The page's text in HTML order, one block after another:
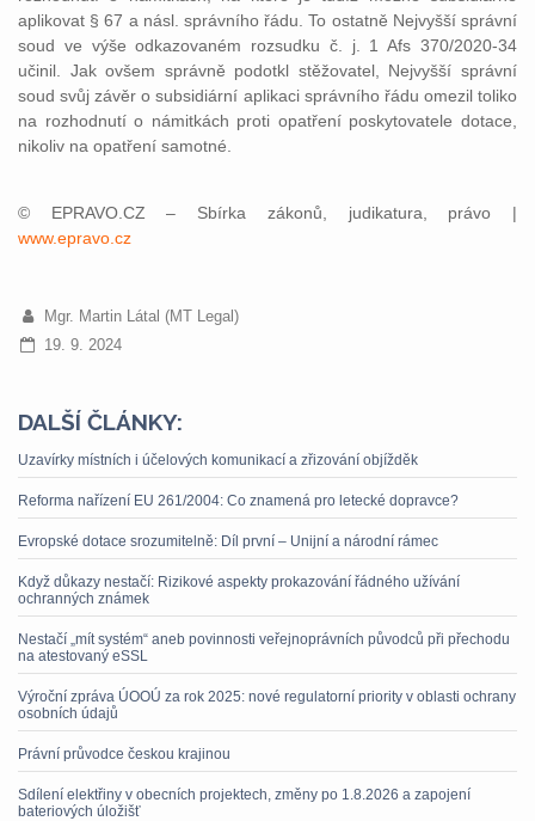
aplikovat § 67 a násl. správního řádu. To ostatně Nejvyšší správní
soud ve výše odkazovaném rozsudku č. j. 1 Afs 370/2020-34
učinil. Jak ovšem správně podotkl stěžovatel, Nejvyšší správní
soud svůj závěr o subsidiární aplikaci správního řádu omezil toliko
na rozhodnutí o námitkách proti opatření poskytovatele dotace,
nikoliv na opatření samotné.
© EPRAVO.CZ – Sbírka zákonů, judikatura, právo |
www.epravo.cz
Mgr. Martin Látal (MT Legal)
19. 9. 2024
DALŠÍ ČLÁNKY:
Uzavírky místních i účelových komunikací a zřizování objížděk
Reforma nařízení EU 261/2004: Co znamená pro letecké dopravce?
Evropské dotace srozumitelně: Díl první – Unijní a národní rámec
Když důkazy nestačí: Rizikové aspekty prokazování řádného užívání
ochranných známek
Nestačí „mít systém“ aneb povinnosti veřejnoprávních původců při přechodu
na atestovaný eSSL
Výroční zpráva ÚOOÚ za rok 2025: nové regulatorní priority v oblasti ochrany
osobních údajů
Právní průvodce českou krajinou
Sdílení elektřiny v obecních projektech, změny po 1.8.2026 a zapojení
bateriových úložišť